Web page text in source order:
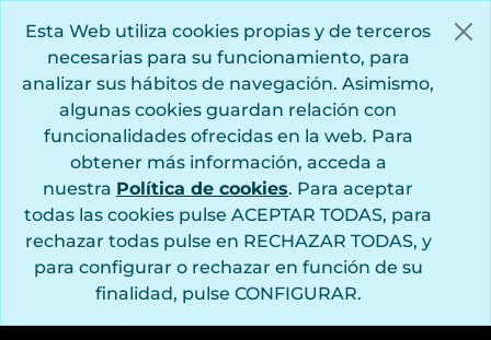
Esta Web utiliza cookies propias y de terceros
necesarias para su funcionamiento, para
analizar sus hábitos de navegación. Asimismo,
algunas cookies guardan relación con
funcionalidades ofrecidas en la web. Para
obtener más información, acceda a
nuestra Política de cookies. Para aceptar
todas las cookies pulse ACEPTAR TODAS, para
rechazar todas pulse en RECHAZAR TODAS, y
para configurar o rechazar en función de su
finalidad, pulse CONFIGURAR.